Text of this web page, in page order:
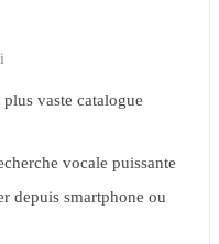
vaste catalogue
vocale puissante
depuis smartphone ou